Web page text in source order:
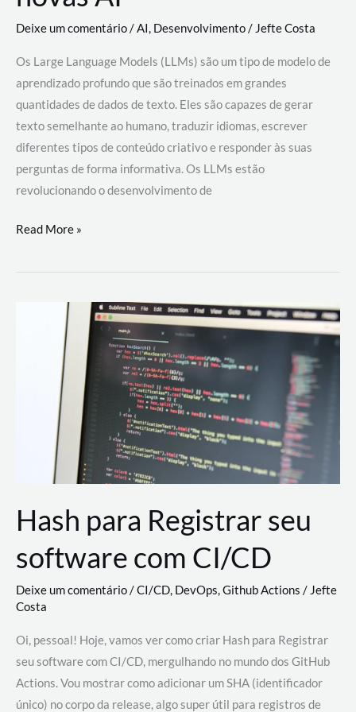
Deixe um comentário/AI, Desenvolvimento/ Jefte Costa
Os Large Language Models (LLMs) são um tipo de modelo de
aprendizado profundo que são treinados em grandes
quantidades de dados de texto. Eles são capazes de gerar
texto semelhante ao humano, traduzir idiomas, escrever
diferentes tipos de conteúdo criativo e responder às suas
perguntas de forma informativa. Os LLMs estão
revolucionando o desenvolvimento de
Large
Models
revolucionando
desenvolvimento
Read More »
Hash para Registrar seu
software com CI/CD
Deixe um comentário/CI/CD, DevOps,Github Actions /Jefte
Costa
Oi, pessoal! Hoje, vamos ver como criar Hash para Registrar
seu software com CI/CD, mergulhando no mundo dos GitHub
Actions. Vou mostrar como adicionar um SHA (identificador
único) no corpo da release, algo super útil para registros de